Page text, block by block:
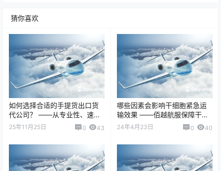
猜你喜欢
如何选择合适的手提货出口货
代公司？ ——从专业性、速
度、安全性等维度判断，佰越
25年11月25日 0 43
哪些因素会影响干细胞紧急运
输效果 ——佰越航服保障干细
胞高效、安全运输 干细胞作为
24年4月23日 0 40